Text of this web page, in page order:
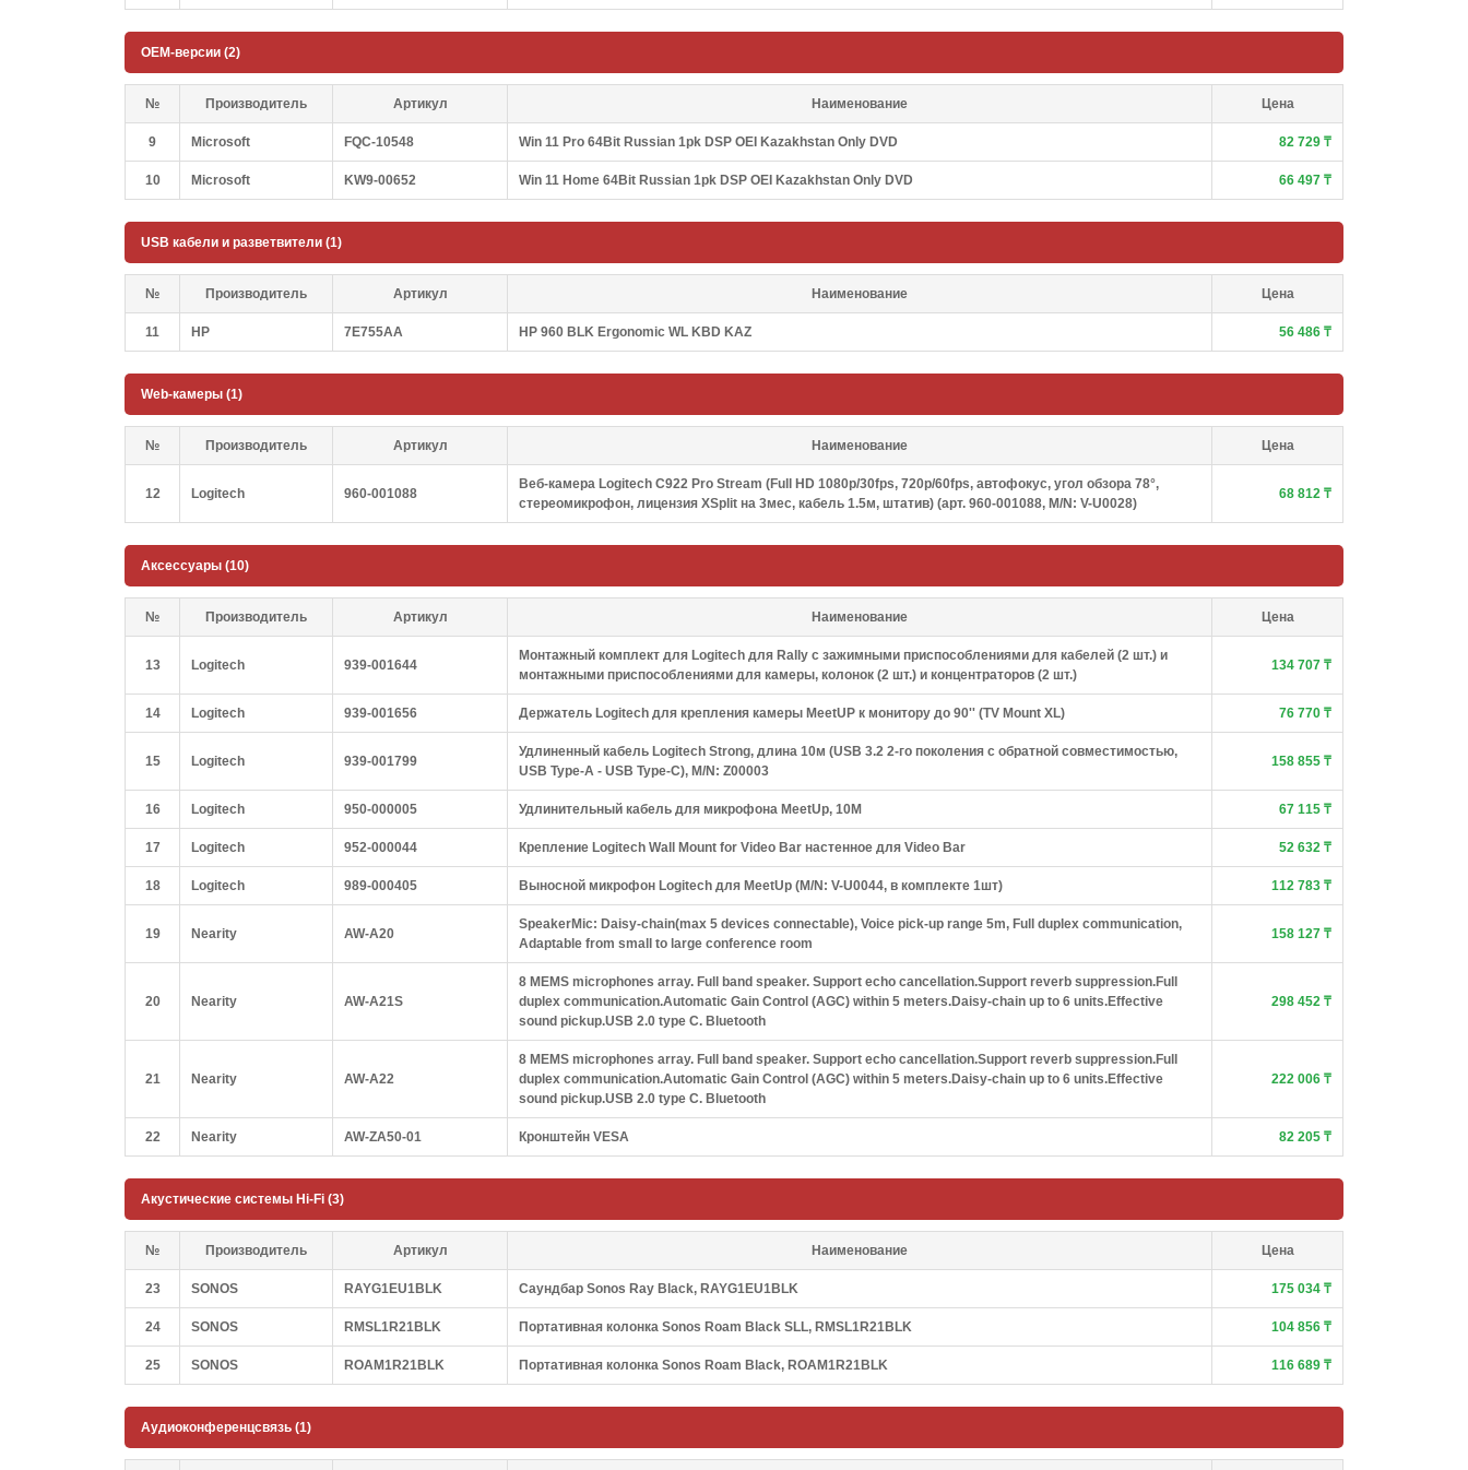
OEM-версии (2)
№ Производитель Артикул Наименование Цена
9 Microsoft FQC-10548 Win 11 Pro 64Bit Russian 1pk DSP OEI Kazakhstan Only DVD 82 729 ₸
10 Microsoft KW9-00652 Win 11 Home 64Bit Russian 1pk DSP OEI Kazakhstan Only DVD 66 497 ₸
USB кабели и разветвители (1)
№ Производитель Артикул Наименование Цена
11 HP 7E755AA HP 960 BLK Ergonomic WL KBD KAZ 56 486 ₸
Web-камеры (1)
№ Производитель Артикул Наименование Цена
12 Logitech 960-001088
Веб-камера Logitech C922 Pro Stream (Full HD 1080p/30fps, 720p/60fps, автофокус, угол обзора 78°,
стереомикрофон, лицензия XSplit на 3мес, кабель 1.5м, штатив) (арт. 960-001088, M/N: V-U0028)
68 812 ₸
Аксессуары (10)
№ Производитель Артикул Наименование Цена
13 Logitech 939-001644
Монтажный комплект для Logitech для Rally с зажимными приспособлениями для кабелей (2 шт.) и
монтажными приспособлениями для камеры, колонок (2 шт.) и концентраторов (2 шт.)
134 707 ₸
14 Logitech 939-001656 Держатель Logitech для крепления камеры MeetUP к монитору до 90'' (TV Mount XL) 76 770 ₸
15 Logitech 939-001799
Удлиненный кабель Logitech Strong, длина 10м (USB 3.2 2-го поколения с обратной совместимостью,
USB Type-A - USB Type-C), M/N: Z00003
158 855 ₸
16 Logitech 950-000005 Удлинительный кабель для микрофона MeetUp, 10M 67 115 ₸
17 Logitech 952-000044 Крепление Logitech Wall Mount for Video Bar настенное для Video Bar 52 632 ₸
18 Logitech 989-000405 Выносной микрофон Logitech для MeetUp (M/N: V-U0044, в комплекте 1шт) 112 783 ₸
19 Nearity AW-A20
SpeakerMic: Daisy-chain(max 5 devices connectable), Voice pick-up range 5m, Full duplex communication,
Adaptable from small to large conference room
158 127 ₸
20 Nearity AW-A21S
8 MEMS microphones array. Full band speaker. Support echo cancellation.Support reverb suppression.Full
duplex communication.Automatic Gain Control (AGC) within 5 meters.Daisy-chain up to 6 units.Effective
sound pickup.USB 2.0 type C. Bluetooth
298 452 ₸
21 Nearity AW-A22
8 MEMS microphones array. Full band speaker. Support echo cancellation.Support reverb suppression.Full
duplex communication.Automatic Gain Control (AGC) within 5 meters.Daisy-chain up to 6 units.Effective
sound pickup.USB 2.0 type C. Bluetooth
222 006 ₸
22 Nearity AW-ZA50-01 Кронштейн VESA 82 205 ₸
Акустические системы Hi-Fi (3)
№ Производитель Артикул Наименование Цена
23 SONOS RAYG1EU1BLK Саундбар Sonos Ray Black, RAYG1EU1BLK 175 034 ₸
24 SONOS RMSL1R21BLK Портативная колонка Sonos Roam Black SLL, RMSL1R21BLK 104 856 ₸
25 SONOS ROAM1R21BLK Портативная колонка Sonos Roam Black, ROAM1R21BLK 116 689 ₸
Аудиоконференцсвязь (1)